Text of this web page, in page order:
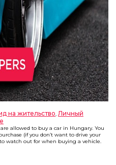
на жительство,Личный
allowed to buy a car in Hungary. You
(if you don’t want to drive your
watch out for when buying a vehicle.